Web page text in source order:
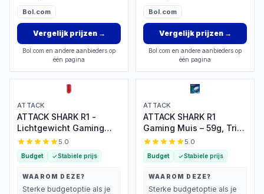
Bol.com
Vergelijk prijzen→
Bol.com en andere aanbieders op
één pagina
Bol.com
Vergelijk prijzen→
Bol.com en andere aanbieders op
één pagina
ATTACK
ATTACK SHARK R1 -
Lichtgewicht Gaming
Muis
5.0
Budget Stabiele prijs
WAAROM DEZE?
Sterke budgetoptie als je
ATTACK
ATTACK SHARK R1
Gaming Muis – 59g, Tri-
Mode, PAW3311
5.0
Budget Stabiele prijs
WAAROM DEZE?
Sterke budgetoptie als je